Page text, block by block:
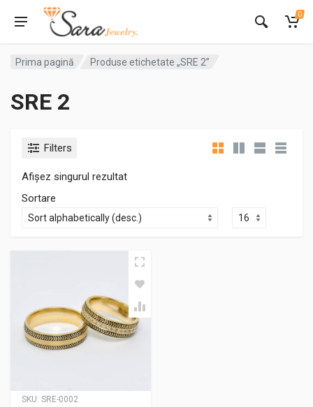
0
Prima pagină Produse etichetate „SRE 2”
SRE 2
Filters
Afișez singurul rezultat
Sortare
SKU: SRE-0002